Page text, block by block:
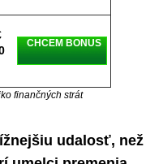
CHCEM BONUS
finančných strát
udalosť, než